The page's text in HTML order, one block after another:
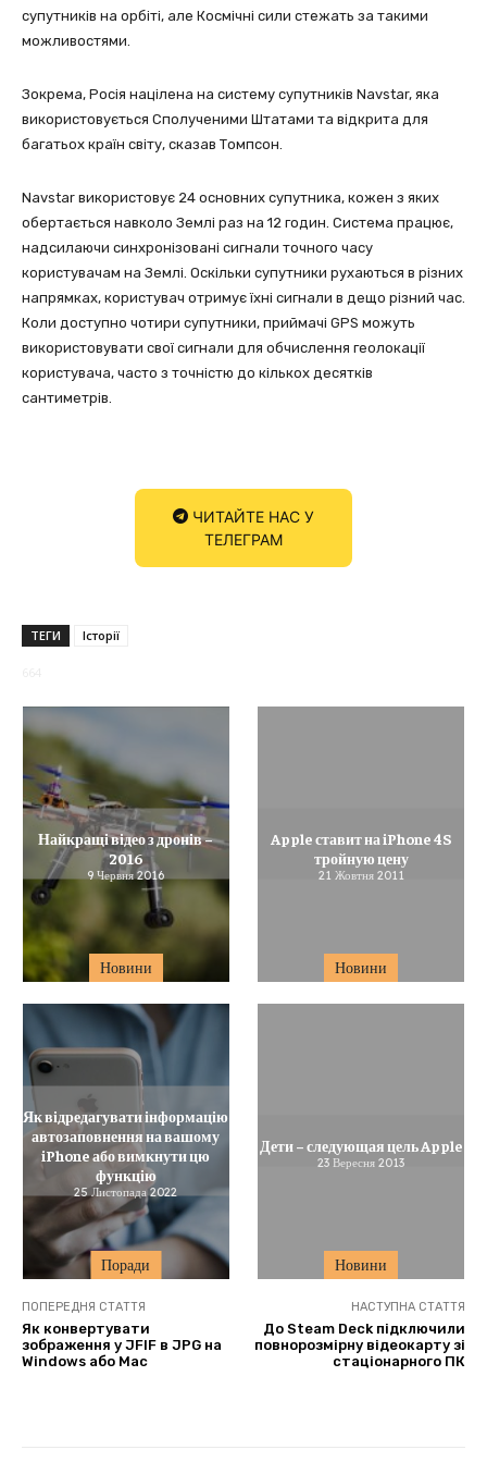
супутників на орбіті, але Космічні сили стежать за такими
можливостями.
Зокрема, Росія націлена на систему супутників Navstar, яка
використовується Сполученими Штатами та відкрита для
багатьох країн світу, сказав Томпсон.
Navstar використовує 24 основних супутника, кожен з яких
обертається навколо Землі раз на 12 годин. Система працює,
надсилаючи синхронізовані сигнали точного часу
користувачам на Землі. Оскільки супутники рухаються в різних
напрямках, користувач отримує їхні сигнали в дещо різний час.
Коли доступно чотири супутники, приймачі GPS можуть
використовувати свої сигнали для обчислення геолокації
користувача, часто з точністю до кількох десятків
сантиметрів.
ЧИТАЙТЕ НАС У
ТЕЛЕГРАМ
ТЕГИ Історії
Новини
Найкращі відео з дронів –
2016
9 Червня 2016
Новини
Apple ставит на iPhone 4S
тройную цену
21 Жовтня 2011
Поради
Як відредагувати інформацію
автозаповнення на вашому
iPhone або вимкнути цю
функцію
25 Листопада 2022
Новини
Дети – следующая цель Apple
23 Вересня 2013
ПОПЕРЕДНЯ СТАТТЯ
Як конвертувати
зображення у JFIF в JPG на
Windows або Mac
НАСТУПНА СТАТТЯ
До Steam Deck підключили
повнорозмірну відеокарту зі
стаціонарного ПК